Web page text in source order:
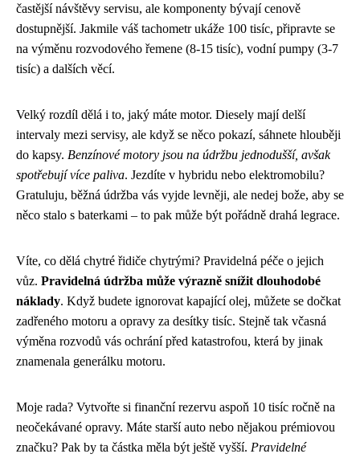
častější návštěvy servisu, ale komponenty bývají cenově
dostupnější. Jakmile váš tachometr ukáže 100 tisíc, připravte se
na výměnu rozvodového řemene (8-15 tisíc), vodní pumpy (3-7
tisíc) a dalších věcí.
Velký rozdíl dělá i to, jaký máte motor. Diesely mají delší
intervaly mezi servisy, ale když se něco pokazí, sáhnete hlouběji
do kapsy. Benzínové motory jsou na údržbu jednodušší, avšak
spotřebují více paliva. Jezdíte v hybridu nebo elektromobilu?
Gratuluju, běžná údržba vás vyjde levněji, ale nedej bože, aby se
něco stalo s baterkami – to pak může být pořádně drahá legrace.
Víte, co dělá chytré řidiče chytrými? Pravidelná péče o jejich
vůz. Pravidelná údržba může výrazně snížit dlouhodobé
náklady. Když budete ignorovat kapající olej, můžete se dočkat
zadřeného motoru a opravy za desítky tisíc. Stejně tak včasná
výměna rozvodů vás ochrání před katastrofou, která by jinak
znamenala generálku motoru.
Moje rada? Vytvořte si finanční rezervu aspoň 10 tisíc ročně na
neočekávané opravy. Máte starší auto nebo nějakou prémiovou
značku? Pak by ta částka měla být ještě vyšší. Pravidelné